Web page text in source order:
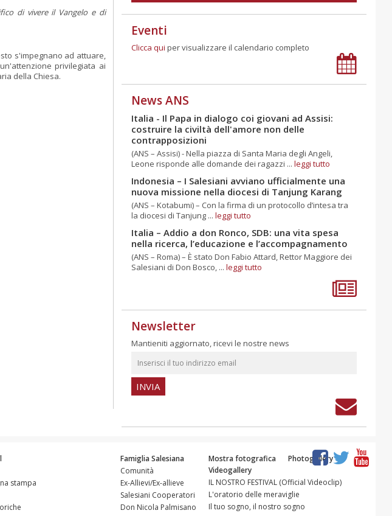
di vivere il Vangelo e di
s'impegnano ad attuare,
privilegiata ai
della Chiesa.
Eventi
Clicca qui per visualizzare il calendario completo
News ANS
Italia - Il Papa in dialogo coi giovani ad Assisi:
costruire la civiltà dell'amore non delle
contrapposizioni
(ANS – Assisi) - Nella piazza di Santa Maria degli Angeli,
Leone risponde alle domande dei ragazzi ... leggi tutto
Indonesia – I Salesiani avviano ufficialmente una
nuova missione nella diocesi di Tanjung Karang
(ANS – Kotabumi) – Con la firma di un protocollo d’intesa tra
la diocesi di Tanjung ... leggi tutto
Italia – Addio a don Ronco, SDB: una vita spesa
nella ricerca, l’educazione e l’accompagnamento
(ANS – Roma) – È stato Don Fabio Attard, Rettor Maggiore dei
Salesiani di Don Bosco, ... leggi tutto
Newsletter
Mantieniti aggiornato, ricevi le nostre news
stampa
Famiglia Salesiana
Comunità
Ex-Allievi/Ex-allieve
Salesiani Cooperatori
Don Nicola Palmisano
Mostra fotografica
Photogallery
Videogallery
IL NOSTRO FESTIVAL (Official Videoclip)
L'oratorio delle meraviglie
Il tuo sogno, il nostro sogno